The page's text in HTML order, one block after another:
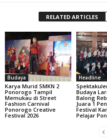
RELATED ARTICLES
Budaya
Karya Murid SMKN 2
Ponorogo Tampil
Memukau di Street
Fashion Carnival
Ponorogo Creative
Festival 2026
Headline
Budaya
Balong
Juara 1
Festival
Pelajar